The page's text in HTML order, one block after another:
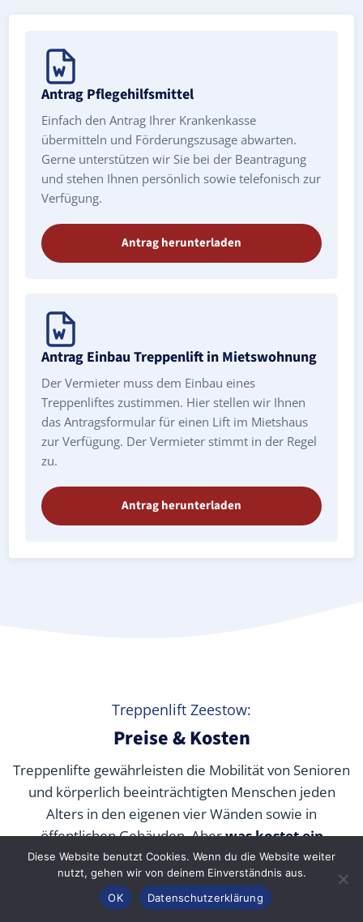
Antrag Pflegehilfsmittel
Einfach den Antrag Ihrer Krankenkasse
übermitteln und Förderungszusage abwarten.
Gerne unterstützen wir Sie bei der Beantragung
und stehen Ihnen persönlich sowie telefonisch zur
Verfügung.
Antrag herunterladen
Antrag Einbau Treppenlift in Mietswohnung
Der Vermieter muss dem Einbau eines
Treppenliftes zustimmen. Hier stellen wir Ihnen
das Antragsformular für einen Lift im Mietshaus
zur Verfügung. Der Vermieter stimmt in der Regel
zu.
Antrag herunterladen
Treppenlift Zeestow:
Preise & Kosten
Treppenlifte gewährleisten die Mobilität von Senioren
und körperlich beeinträchtigten Menschen jeden
Alters in den eigenen vier Wänden sowie in
öffentlichen Gebäuden. Aberwas kostet ein
Treppenlift wirklich? Wir verraten Ihnen die
durchschnittlichen Preise unserer Fachpartner je nach
Modell und wie Sie die Kosten durch Zuschüsse,
Konfigurator
Diese Website benutzt Cookies. Wenn du die Website weiter
nutzt, gehen wir von deinem Einverständnis aus.
OK
Datenschutzerklärung